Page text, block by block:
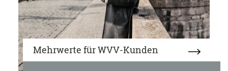
Mehrwerte für WVV-Kunden